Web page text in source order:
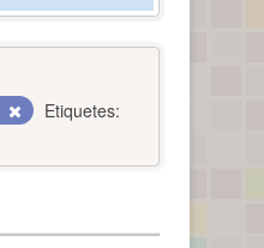
Etiquetes: